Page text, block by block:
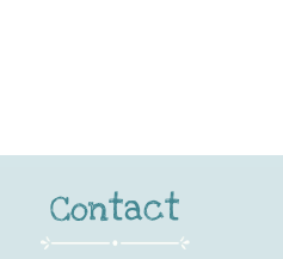
Contact